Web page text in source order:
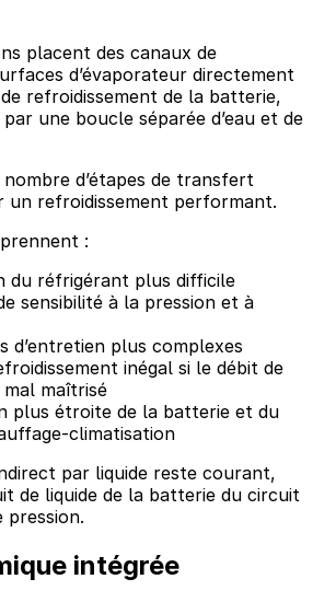
placent des canaux de
d’évaporateur directement
refroidissement de la batterie,
par une boucle séparée d’eau et de
d’étapes de transfert
un refroidissement performant.
:
du réfrigérant plus difficile
sensibilité à la pression et à
d’entretien plus complexes
inégal si le débit de
maîtrisé
plus étroite de la batterie et du
climatisation
par liquide reste courant,
de liquide de la batterie du circuit
intégrée